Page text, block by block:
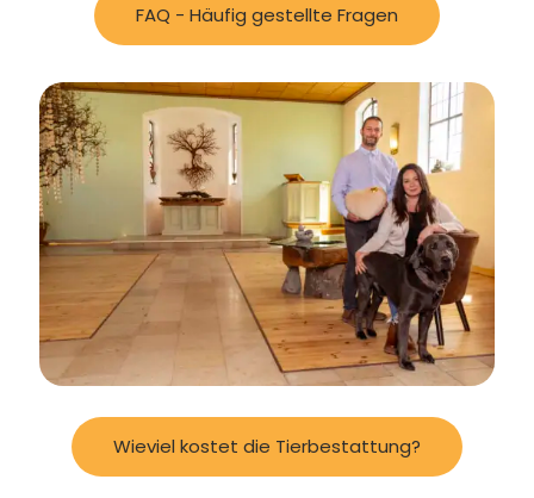
FAQ - Häufig gestellte Fragen
Wieviel kostet die Tierbestattung?